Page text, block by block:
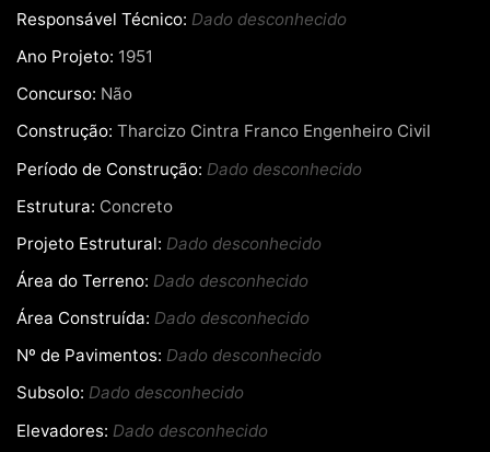
Responsável Técnico: Dado desconhecido
Ano Projeto: 1951
Concurso: Não
Construção: Tharcizo Cintra Franco Engenheiro Civil
Período de Construção: Dado desconhecido
Estrutura: Concreto
Projeto Estrutural: Dado desconhecido
Área do Terreno: Dado desconhecido
Área Construída: Dado desconhecido
Nº de Pavimentos: Dado desconhecido
Subsolo: Dado desconhecido
Elevadores: Dado desconhecido